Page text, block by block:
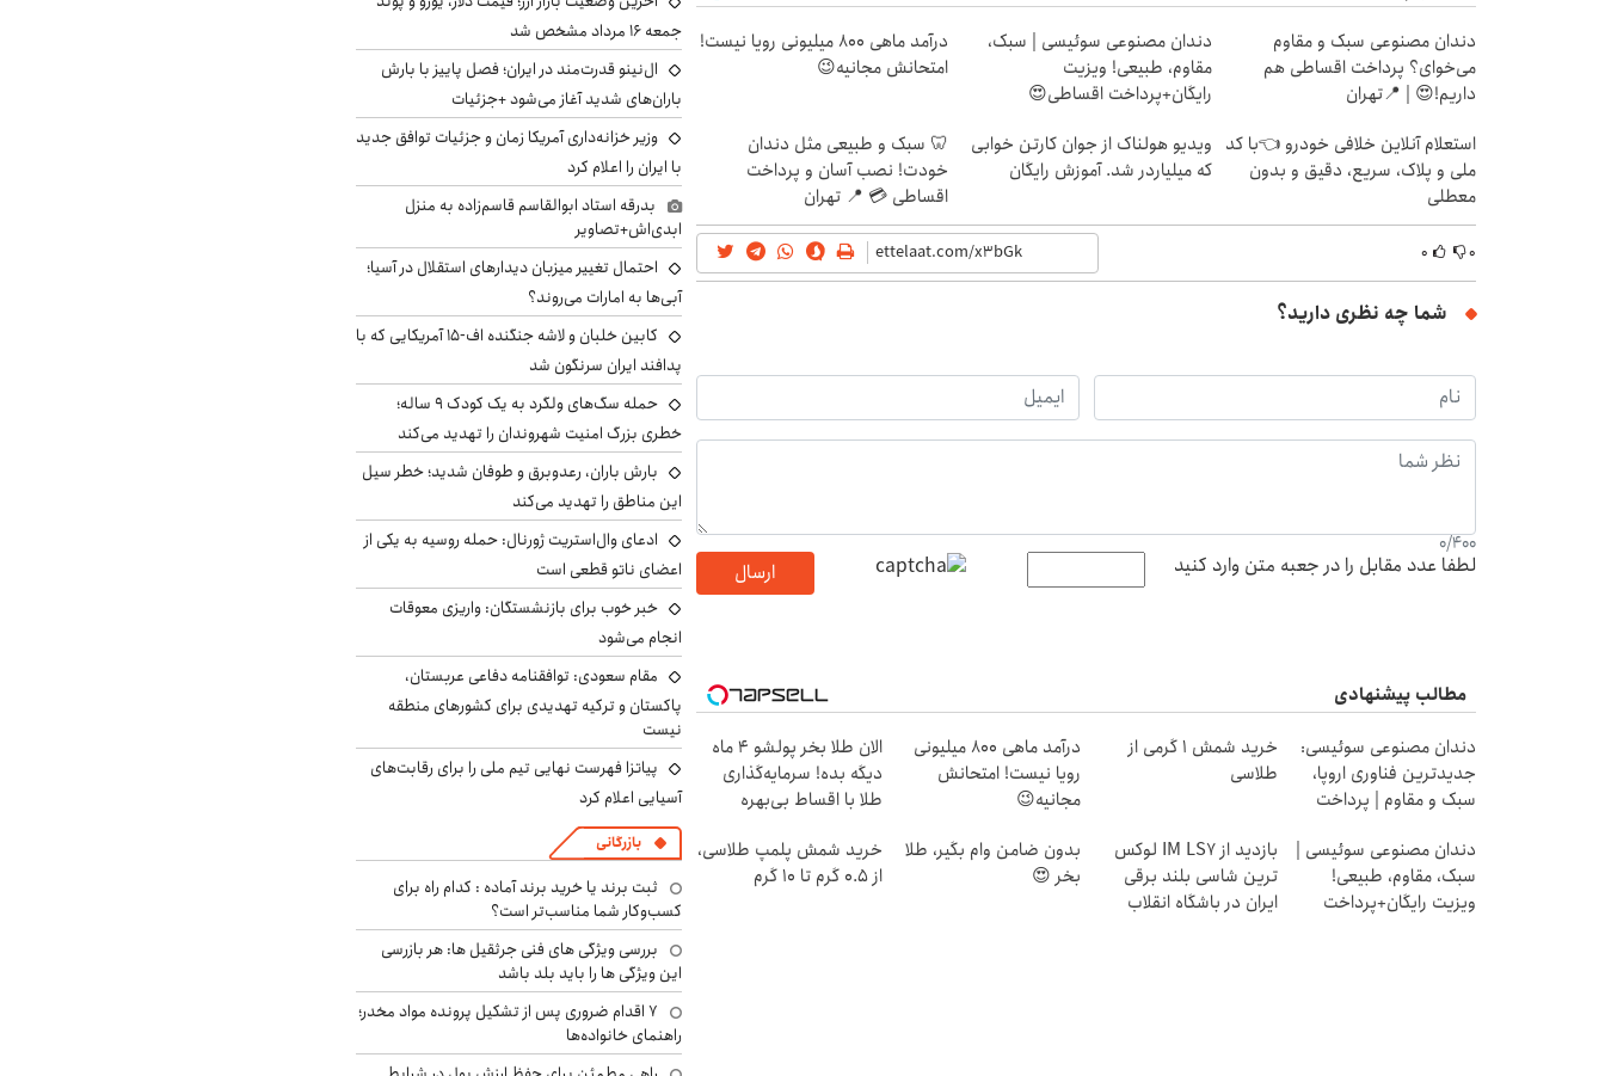
دندان مصنوعی سبک و مقاوم
می‌خوای؟ پرداخت اقساطی هم
داریم!😍 | 📍تهران
دندان مصنوعی سوئیسی | سبک،
مقاوم، طبیعی! ویزیت
رایگان+پرداخت اقساطی😍
درآمد ماهی 800 میلیونی رویا نیست!
امتحانش مجانیه😉
استعلام آنلاین خلافی خودرو 👈با کد
ملی و پلاک، سریع، دقیق و بدون
معطلی
ویدیو هولناک از جوان کارتن خوابی
که میلیاردر شد. آموزش رایگان
🦷 سبک و طبیعی مثل دندان
خودت! نصب آسان و پرداخت
اقساطی 💳 📍 تهران
۰ ۰
شما چه نظری دارید؟
0/400
لطفا عدد مقابل را در جعبه متن وارد کنید ارسال
مطالب پیشنهادی
دندان مصنوعی سوئیسی:
جدیدترین فناوری اروپا،
سبک و مقاوم | پرداخت
خرید شمش 1 گرمی از
طلاسی
درآمد ماهی 800 میلیونی
رویا نیست! امتحانش
مجانیه😉
الان طلا بخر پولشو 4 ماه
دیگه بده! سرمایه‌گذاری
طلا با اقساط بی‌بهره
دندان مصنوعی سوئیسی |
سبک، مقاوم، طبیعی!
ویزیت رایگان+پرداخت
بازدید از IM LS7 لوکس
ترین شاسی بلند برقی
ایران در باشگاه انقلاب
بدون ضامن وام بگیر، طلا
بخر 😍
خرید شمش پلمپ طلاسی،
از ۰.۵ گرم تا ۱۰ گرم
جمعه ۱۶ مرداد مشخص شد
ال‌نینو قدرت‌مند در ایران؛ فصل پاییز با بارش
باران‌های شدید آغاز می‌شود +جزئیات
وزیر خزانه‌داری آمریکا زمان و جزئیات توافق جدید
با ایران را اعلام کرد
بدرقه استاد ابوالقاسم قاسم‌زاده به منزل
ابدی‌اش+تصاویر
احتمال تغییر میزبان دیدارهای استقلال در آسیا؛
آبی‌ها به امارات می‌روند؟
کابین خلبان و لاشه جنگنده اف-۱۵ آمریکایی که با
پدافند ایران سرنگون شد
حمله سگ‌های ولگرد به یک کودک ۹ ساله؛
خطری بزرگ امنیت شهروندان را تهدید می‌کند
بارش باران، رعدوبرق و طوفان شدید؛ خطر سیل
این مناطق را تهدید می‌کند
ادعای وال‌استریت ژورنال: حمله روسیه به یکی از
اعضای ناتو قطعی است
خبر خوب برای بازنشستگان: واریزی معوقات
انجام می‌شود
مقام سعودی: توافقنامه دفاعی عربستان،
پاکستان و ترکیه تهدیدی برای کشورهای منطقه
نیست
پیاتزا فهرست نهایی تیم ملی را برای رقابت‌های
آسیایی اعلام کرد
بازرگانی
ثبت برند یا خرید برند آماده : کدام راه برای
کسب‌وکار شما مناسب‌تر است؟
بررسی ویژگی های فنی جرثقیل ها: هر بازرسی
این ویژگی ها را باید بلد باشد
۷ اقدام ضروری پس از تشکیل پرونده مواد مخدر؛
راهنمای خانواده‌ها